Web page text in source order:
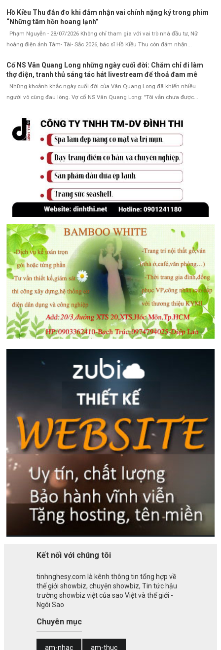
Hồ Kiều Thu đắn đo khi đảm nhận vai chính nặng ký trong phim
“Những tâm hồn hoang lạnh”
Phạm Nguyễn - 28/07/2026 Không chỉ tham gia với vai trò nhà đầu tư, Nữ
hoàng điện ảnh Tâm- Tài- Sắc 2026, bác sĩ Hồ Kiều Thu còn đảm nhận...
Cố NS Vân Quang Long những ngày cuối đời: Chăm chỉ đi làm
thợ điện, tranh thủ sáng tác hát livestream để thoả đam mê
Những khoảnh khắc ngày cuối đời của Vân Quang Long đã khiến nhiều
người vô cùng đau lòng. Vợ cố NS Vân Quang Long: "Tôi vẫn chưa được...
Kết nối với chúng tôi
tinhnghesy.com là kênh thông tin tổng hợp về
thế giới showbiz, chuyện showbiz, Tin tức hậu
trường showbiz việt của sao Việt và thế giới -
Ngôi Sao
Chuyên mục
am-nhac am-thuc